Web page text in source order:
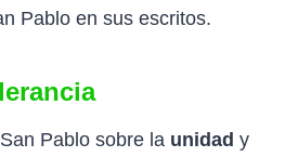
Pablo en sus escritos.
Pablo sobre la unidad y